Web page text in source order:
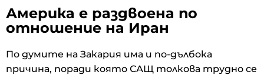
Америка е раздвоена по
отношение на Иран
По думите на Закария има и по-дълбока
причина, поради която САЩ толкова трудно се